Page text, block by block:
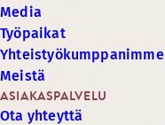
ASIAKASPALVELU
Ota yhteyttä
Media
Työpaikat
Yhteistyökumppanimme
Meistä